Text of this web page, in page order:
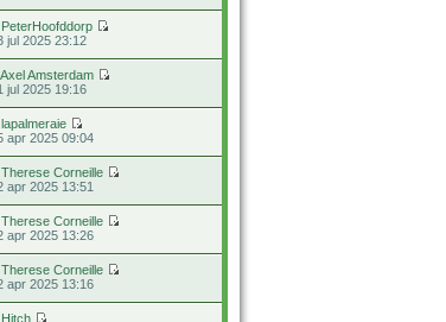
PeterHoofddorp
jul 2025 23:12
Axel Amsterdam
jul 2025 19:16
lapalmeraie
apr 2025 09:04
Therese Corneille
apr 2025 13:51
Therese Corneille
apr 2025 13:26
Therese Corneille
apr 2025 13:16
Hitch